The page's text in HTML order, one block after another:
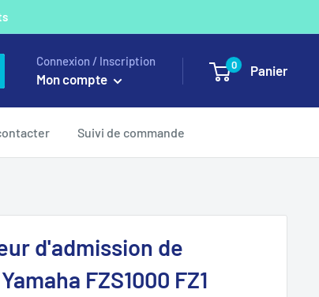
Connexion / Inscription
Mon compte
0 Panier
Suivi de commande
d'admission de
FZS1000 FZ1